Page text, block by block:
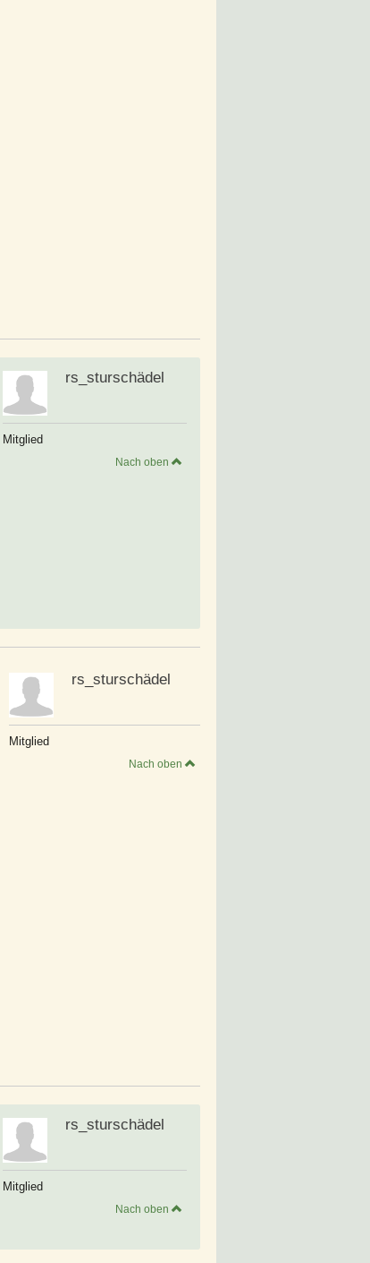
rs_sturschädel
Mitglied
Nach oben
rs_sturschädel
Mitglied
Nach oben
rs_sturschädel
Mitglied
Nach oben